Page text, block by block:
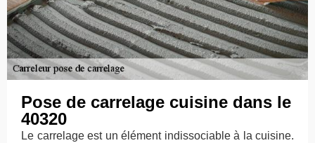
Pose de carrelage cuisine dans le
40320
Le carrelage est un élément indissociable à la cuisine.